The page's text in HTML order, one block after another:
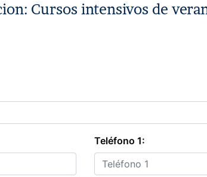
Cursos intensivos de
Teléfono 1: